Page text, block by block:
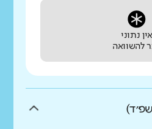
אין נתוני
להשוואה